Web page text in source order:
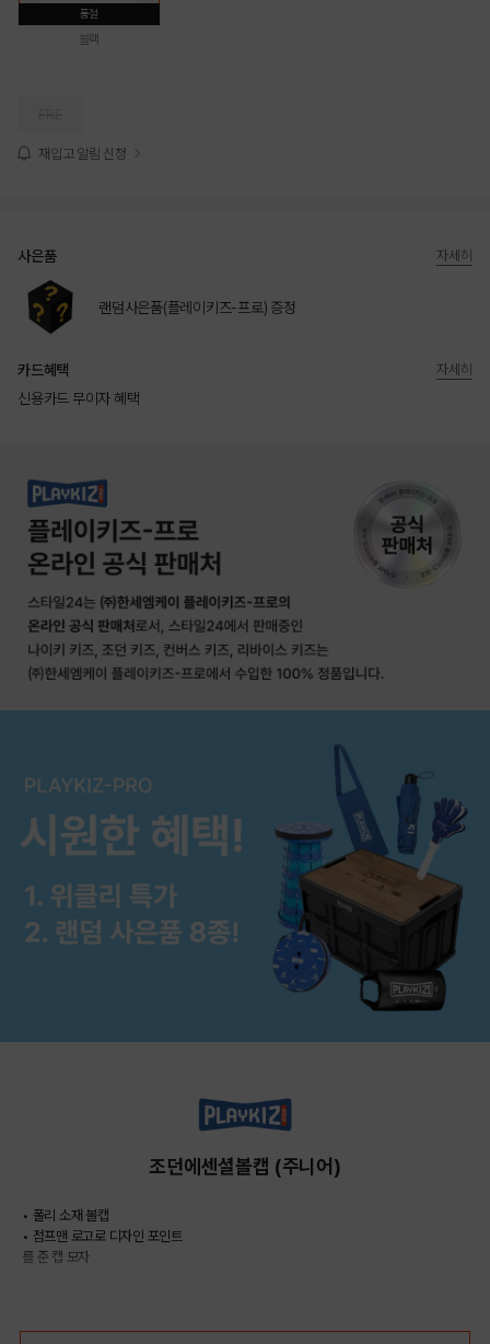
품절
블랙
재입고 알림 신청
사은품
랜덤사은품(플레이키즈-프로) 증정
자세히
카드혜택
신용카드 무이자 혜택
자세히
조던에센셜볼캡 (주니어)
• 폴리 소재 볼캡
• 점프맨 로고로 디자인 포인트
를 준 캡 모자